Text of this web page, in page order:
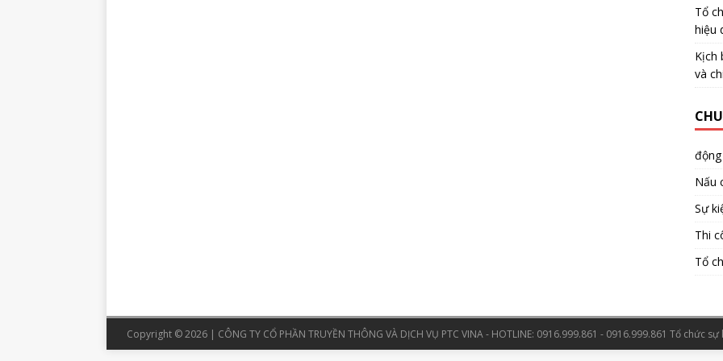
Tổ
hiệu
Kịch
và
Nấu
Sự
Thi
Tổ
Copyright © 2026 | CÔNG TY CỔ PHẦN TRUYỀN THÔNG VÀ DỊCH VỤ PTC VINA - HOTLINE: 0916.999.861 - 0916.999.861 Tổ chức sự